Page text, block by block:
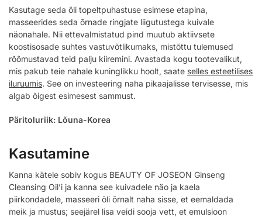
Kasutage seda õli topeltpuhastuse esimese etapina,
masseerides seda õrnade ringjate liigutustega kuivale
näonahale. Nii ettevalmistatud pind muutub aktiivsete
koostisosade suhtes vastuvõtlikumaks, mistõttu tulemused
rõõmustavad teid palju kiiremini. Avastada kogu tootevalikut,
mis pakub teie nahale kuninglikku hoolt, saate selles esteetilises
iluruumis. See on investeering naha pikaajalisse tervisesse, mis
algab õigest esimesest sammust.
Päritoluriik: Lõuna-Korea
Kasutamine
Kanna kätele sobiv kogus BEAUTY OF JOSEON Ginseng
Cleansing Oil’i ja kanna see kuivadele näo ja kaela
piirkondadele, masseeri õli õrnalt naha sisse, et eemaldada
meik ja mustus; seejärel lisa veidi sooja vett, et emulsioon